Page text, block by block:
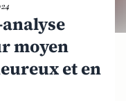
moyen
et en